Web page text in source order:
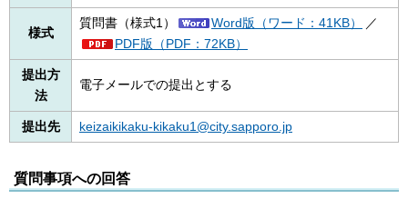
様式
質問書（様式1） Word版（ワード：41KB）
／
PDF版（PDF：72KB）
提出方
法
電子メールでの提出とする
提出先 keizaikikaku-kikaku1@city.sapporo.jp
質問事項への回答